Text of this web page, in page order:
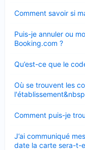
Comment savoir si
fermé
Puis-je annuler ou
Booking.com ?
fermé
Qu’est-ce que le
fermé
Où se trouvent les
fermé
Comment puis-je
fermé
J’ai communiqué
date la carte sera-t-
fermé